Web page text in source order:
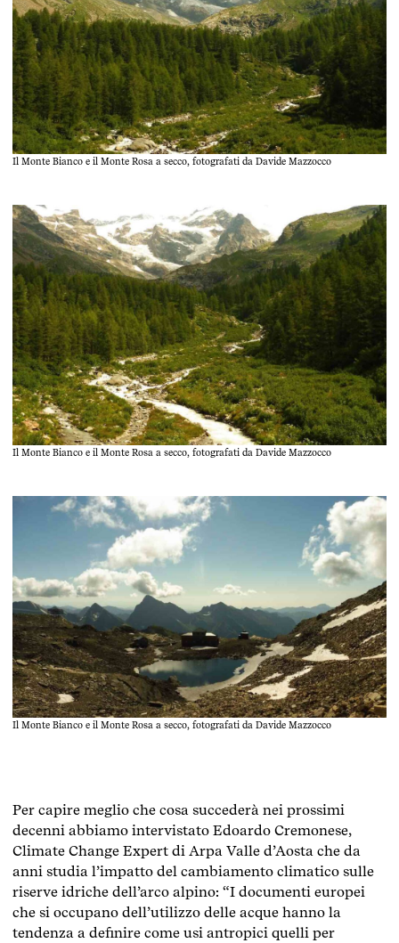
Il Monte Bianco e il Monte Rosa a secco, fotografati da Davide Mazzocco
Il Monte Bianco e il Monte Rosa a secco, fotografati da Davide Mazzocco
Il Monte Bianco e il Monte Rosa a secco, fotografati da Davide Mazzocco
Per capire meglio che cosa succederà nei prossimi
decenni abbiamo intervistato Edoardo Cremonese,
Climate Change Expert di Arpa Valle d’Aosta che da
anni studia l’impatto del cambiamento climatico sulle
riserve idriche dell’arco alpino: “I documenti europei
che si occupano dell’utilizzo delle acque hanno la
tendenza a definire come usi antropici quelli per